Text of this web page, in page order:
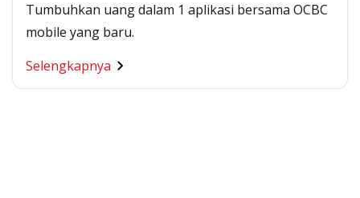
Tumbuhkan uang dalam 1 aplikasi bersama OCBC
mobile yang baru.
Selengkapnya
Segala Kemudahan Ada
di Satu Genggaman